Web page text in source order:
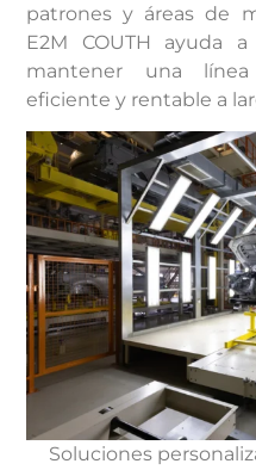
patrones y áreas de
E2M COUTH ayuda
mantener una
eficiente y rentable a
Soluciones